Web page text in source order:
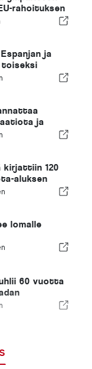
rahoituksen
ja
toiseksi
ja
kirjattiin 120
aluksen
lomalle
60 vuotta